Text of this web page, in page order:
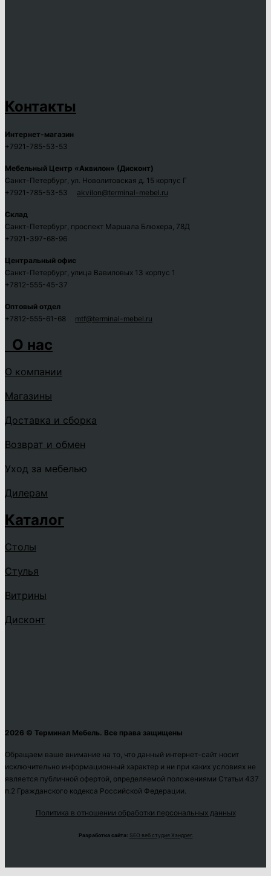
Контакты
Интернет-магазин
+7921-785-53-53
Мебельный Центр «Аквилон» (Дисконт)
Санкт-Петербург, ул. Новолитовская д. 15 корпус Г
+7921-785-53-53 akvilon@terminal-mebel.ru
Склад
Санкт-Петербург, проспект Маршала Блюхера, 78Д
+7921-397-68-96
Центральный офис
Санкт-Петербург, улица Вавиловых 13 корпус 1
+7812-555-45-37
Оптовый отдел
+7812-555-61-68 mtf@terminal-mebel.ru
О нас
О компании
Магазины
Доставка и сборка
Возврат и обмен
Уход за мебелью
Дилерам
Каталог
Столы
Стулья
Витрины
Дисконт
2026 © Терминал Мебель. Все права защищены
Обращаем ваше внимание на то, что данный интернет-сайт носит
исключительно информационный характер и ни при каких условиях не
является публичной офертой, определяемой положениями Статьи 437
п.2 Гражданского кодекса Российской Федерации.
Политика в отношении обработки персональных данных
Разработка сайта: SEO веб студия Хэндрег.